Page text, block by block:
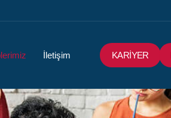
İletişim KARİYER